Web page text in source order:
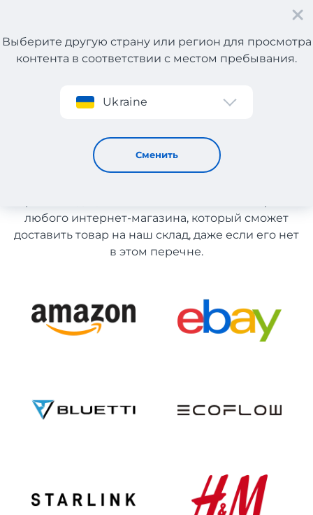
Регистрация
Выберите другую страну или регион для просмотра
контента в соответствии с местом пребывания.
Ukraine
Сменить
Декоративная косметика
Декоративная косметика
любого интернет-магазина, который сможет
доставить товар на наш склад, даже если его нет
в этом перечне.